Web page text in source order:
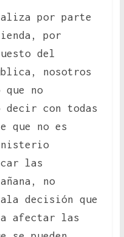
por parte
por
del
nosotros
que no
decir con todas
que no es
las
no
decisión que
afectar las